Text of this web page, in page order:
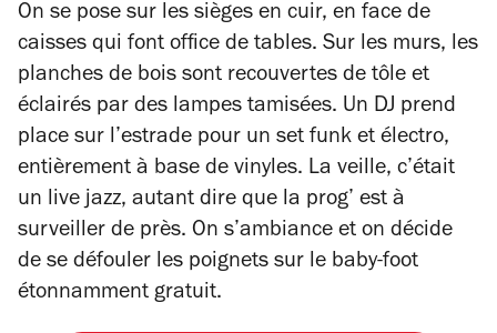
On se pose sur les sièges en cuir, en face de
caisses qui font office de tables. Sur les murs, les
planches de bois sont recouvertes de tôle et
éclairés par des lampes tamisées. Un DJ prend
place sur l’estrade pour un set funk et électro,
entièrement à base de vinyles. La veille, c’était
un live jazz, autant dire que la prog’ est à
surveiller de près. On s’ambiance et on décide
de se défouler les poignets sur le baby-foot
étonnamment gratuit.